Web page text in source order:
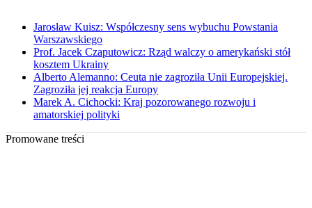
Jarosław Kuisz: Współczesny sens wybuchu Powstania
Warszawskiego
Prof. Jacek Czaputowicz: Rząd walczy o amerykański stół
kosztem Ukrainy
Alberto Alemanno: Ceuta nie zagroziła Unii Europejskiej.
Zagroziła jej reakcja Europy
Marek A. Cichocki: Kraj pozorowanego rozwoju i
amatorskiej polityki
Promowane treści